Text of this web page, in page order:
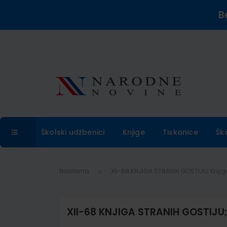
Školski udžbenici Knjige Tiskanice
Naslovna
XII-68 KNJIGA STRANIH